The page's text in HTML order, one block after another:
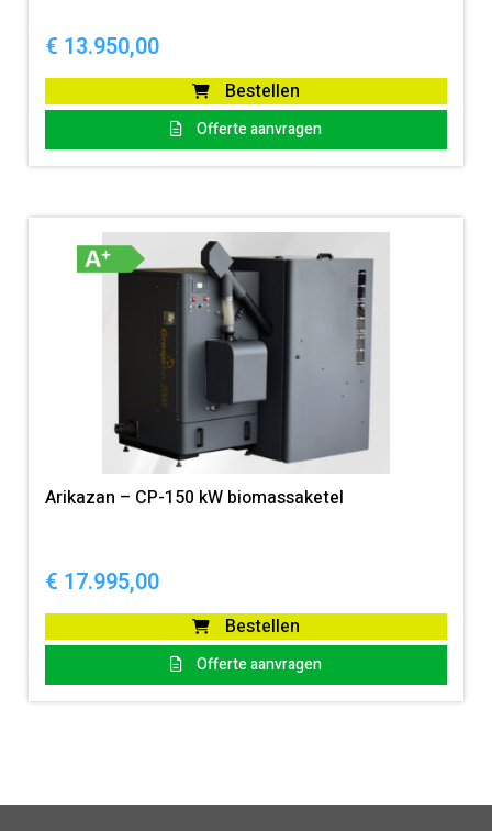
€ 13.950,00
Bestellen
Offerte aanvragen
Arikazan – CP-150 kW biomassaketel
€ 17.995,00
Bestellen
Offerte aanvragen